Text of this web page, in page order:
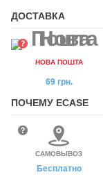
ДОСТАВКА
НОВА ПОШТА
69 грн.
ПОЧЕМУ ECASE
САМОВЫВОЗ
Бесплатно